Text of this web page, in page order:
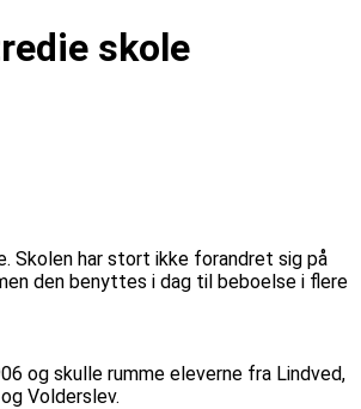
skole
Skolen har stort ikke forandret sig på
den benyttes i dag til beboelse i flere
og skulle rumme eleverne fra Lindved,
Volderslev.